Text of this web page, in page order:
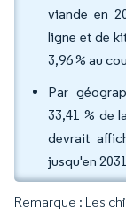
viande en
ligne et de
3,96 % au
Par
33,41 % de
devrait
jusqu'en
Remarque : Les